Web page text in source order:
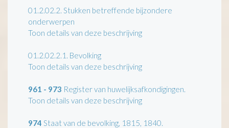
01.2.02.2. Stukken betreffende bijzondere
onderwerpen
Toon details van deze beschrijving
01.2.02.2.1. Bevolking
Toon details van deze beschrijving
961 - 973 Register van huwelijksafkondigingen.
Toon details van deze beschrijving
974 Staat van de bevolking, 1815, 1840.